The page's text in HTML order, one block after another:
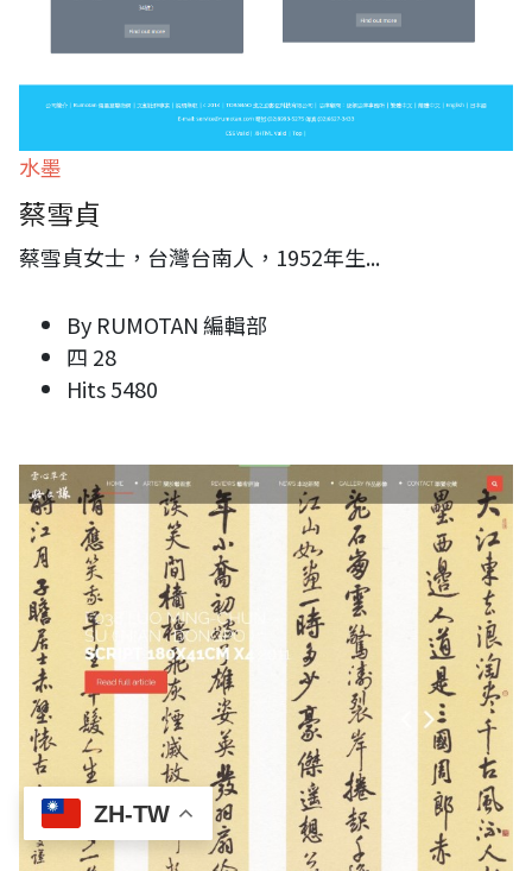
ZH-TW
水墨
蔡雪貞
蔡雪貞女士，台灣台南人，1952年生...
By RUMOTAN 編輯部
四 28
Hits5480